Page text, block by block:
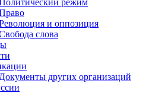
режим
и оппозиция
слова
Документы других организаций